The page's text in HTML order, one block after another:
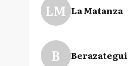
LM La Matanza
B Berazategui